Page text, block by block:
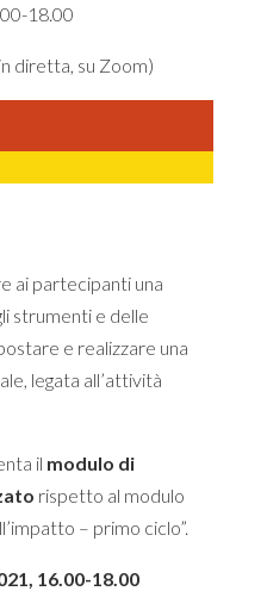
18.00
diretta, su Zoom)
ai partecipanti una
strumenti e delle
e realizzare una
legata all’attività
il modulo di
rispetto al modulo
– primo ciclo”.
16.00-18.00